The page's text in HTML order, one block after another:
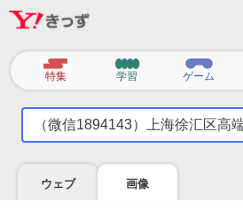
カ
テ
特集 学習 ゲーム
気
ウェブ 画像